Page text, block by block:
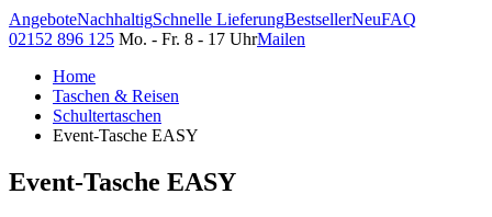
AngeboteNachhaltigSchnelle LieferungBestsellerNeuFAQ
02152 896 125 Mo. - Fr. 8 - 17 UhrMailen
Home
Taschen & Reisen
Schultertaschen
Event-Tasche EASY
Event-Tasche EASY